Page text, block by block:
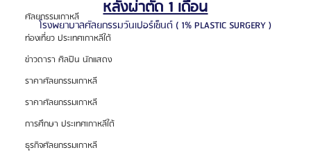
ศัลยกรรมเกาหลี
ท่องเที่ยว ประเทศเกาหลีใต้
ข่าวดารา ศิลปิน นักแสดง
ราคาศัลยกรรมเกาหลี
ราคาศัลยกรรมเกาหลี
การศึกษา ประเทศเกาหลีใต้
ธุรกิจศัลยกรรมเกาหลี
หลังผ่าตัด 1 เดือน
โรงพยาบาลศัลยกรรมวันเปอร์เซ็นต์ ( 1% PLASTIC SURGERY )